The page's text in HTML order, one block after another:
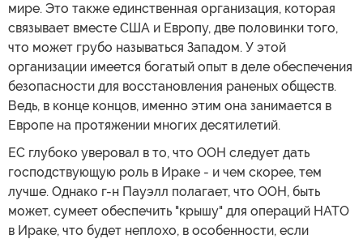
мире. Это также единственная организация, которая
связывает вместе США и Европу, две половинки того,
что может грубо называться Западом. У этой
организации имеется богатый опыт в деле обеспечения
безопасности для восстановления раненых обществ.
Ведь, в конце концов, именно этим она занимается в
Европе на протяжении многих десятилетий.
ЕС глубоко уверовал в то, что ООН следует дать
господствующую роль в Ираке - и чем скорее, тем
лучше. Однако г-н Пауэлл полагает, что ООН, быть
может, сумеет обеспечить "крышу" для операций НАТО
в Ираке, что будет неплохо, в особенности, если